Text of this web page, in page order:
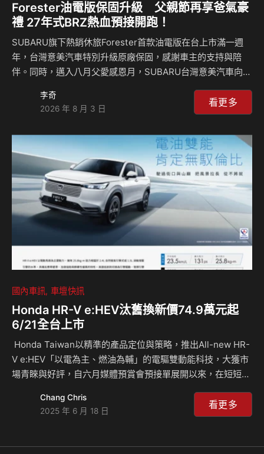
Forester油電版保固升級 父親節再享爸氣豪
禮 27年式BRZ熱血預接開跑！
SUBARU旗下熱銷休旅Forester首款油電版在台上市滿一週
年，台灣意美汽車特別升級原廠保固，感謝車主的支持與陪
伴。同時，邁入八月父愛感恩月，SUBARU台灣意美汽車向辛
對全車系推出多重購車禮遇與售後維護優惠，指定車型還可另
享8年引擎六大系統延長保固（註5），以全方位的品質承諾與
27MY BRZ亦於本月展開預接單，邀請追求極致操控的車迷搶
先入主熱血跑車。 Forester油電版登台週年 保固升級原廠5年
12萬公里 深受廣大家庭青睞的Forester Hybrid結合獨家
SAWD對稱式…
李奇
2026 年 8 月 3 日
看更多
國內車訊 車壇快訊
Honda HR-V e:HEV汰舊換新價74.9萬元起
6/21全台上市
Honda Taiwan以精準的產品定位與策略，推出All-new HR-
V e:HEV「以電為主、燃油為輔」的電驅雙動能科技，大獲市
場青睞與好評，自六月媒體預賞會預接單展開以來，在短短二
動能於今(17)日正式發表，共三車型選擇，正式售價為: S
79.9萬元(汰舊換新74.9萬元)、e:HEV S 89.9萬元(汰舊換新
更推出搭載AVM環景輔助系統的e:HEV Prestige SUPER
Chang Chris
2025 年 6 月 18 日
看更多